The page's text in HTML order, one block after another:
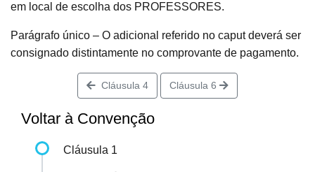
em local de escolha dos PROFESSORES.
Parágrafo único – O adicional referido no caput deverá ser
consignado distintamente no comprovante de pagamento.
Cláusula 4 Cláusula 6
Voltar à Convenção
Cláusula 1